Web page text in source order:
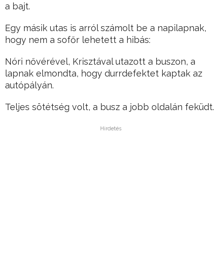
a bajt.
Egy másik utas is arról számolt be a napilapnak,
hogy nem a sofőr lehetett a hibás:
Nóri nővérével, Krisztával utazott a buszon, a
lapnak elmondta, hogy durrdefektet kaptak az
autópályán.
Teljes sötétség volt, a busz a jobb oldalán feküdt.
Hirdetés